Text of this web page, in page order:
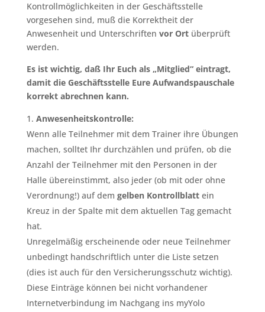
Kontrollmöglichkeiten in der Geschäftsstelle
vorgesehen sind, muß die Korrektheit der
Anwesenheit und Unterschriften vor Ortüberprüft
werden.
Es ist wichtig, daß Ihr Euch als „Mitglied“ eintragt,
damit die Geschäftsstelle Eure Aufwandspauschale
korrekt abrechnen kann.
Anwesenheitskontrolle:
Wenn alle Teilnehmer mit dem Trainer ihre Übungen
machen, solltet Ihr durchzählen und prüfen, ob die
Anzahl der Teilnehmer mit den Personen in der
Halle übereinstimmt, also jeder (ob mit oder ohne
Verordnung!) auf dem gelben Kontrollblattein
Kreuz in der Spalte mit dem aktuellen Tag gemacht
hat.
Unregelmäßig erscheinende oder neue Teilnehmer
unbedingt handschriftlich unter die Liste setzen
(dies ist auch für den Versicherungsschutz wichtig).
Diese Einträge können bei nicht vorhandener
Internetverbindung im Nachgang ins myYolo